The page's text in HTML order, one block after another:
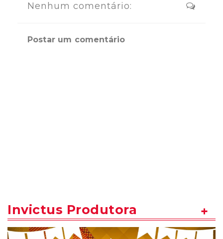
Nenhum comentário:
Postar um comentário
Invictus Produtora